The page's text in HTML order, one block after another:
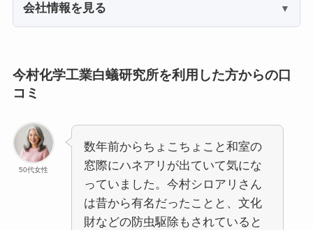
会社情報を見る
今村化学工業白蟻研究所を利用した方からの口
コミ
50代女性
数年前からちょこちょこと和室の
窓際にハネアリが出ていて気にな
っていました。今村シロアリさん
は昔から有名だったことと、文化
財などの防虫駆除もされていると